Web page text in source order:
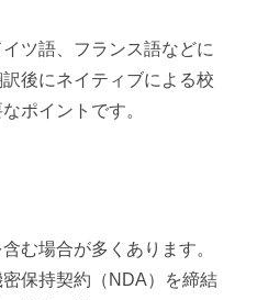
ツ語、フランス語などに
後にネイティブによる校
ポイントです。
む場合が多くあります。
保持契約（NDA）を締結